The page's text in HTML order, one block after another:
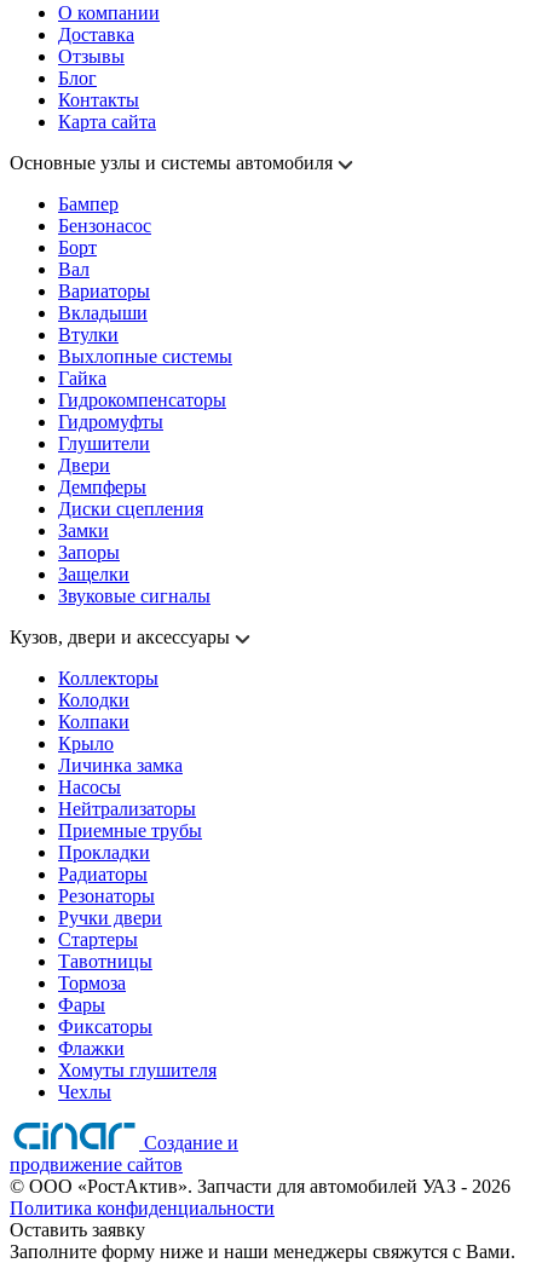
О компании
Доставка
Отзывы
Блог
Контакты
Карта сайта
Основные узлы и системы автомобиля
Бампер
Бензонасос
Борт
Вал
Вариаторы
Вкладыши
Втулки
Выхлопные системы
Гайка
Гидрокомпенсаторы
Гидромуфты
Глушители
Двери
Демпферы
Диски сцепления
Замки
Запоры
Защелки
Звуковые сигналы
Кузов, двери и аксессуары
Коллекторы
Колодки
Колпаки
Крыло
Личинка замка
Насосы
Нейтрализаторы
Приемные трубы
Прокладки
Радиаторы
Резонаторы
Ручки двери
Стартеры
Тавотницы
Тормоза
Фары
Фиксаторы
Флажки
Хомуты глушителя
Чехлы
Создание и
продвижение сайтов
© ООО «РостАктив». Запчасти для автомобилей УАЗ - 2026
Политика конфиденциальности
Оставить заявку
Заполните форму ниже и наши менеджеры свяжутся с Вами.